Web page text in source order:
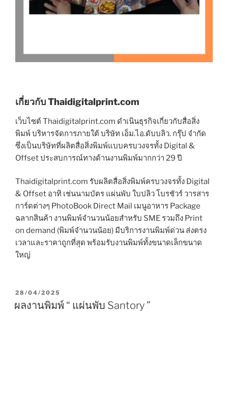
เกี่ยวกับ Thaidigitalprint.com
เว็บไซต์ Thaidigitalprint.com ดำเนินธุรกิจเกี่ยวกับสื่อสิ่ง
พิมพ์ บริหารจัดการภายใต้ บริษัท เอ็ม.ไอ.ดับบลิว. กรุ๊ป จำกัด
ซึ่งเป็นบริษัทที่ผลิตสื่อสิ่งพิมพ์แบบครบวงจรทั้ง Digital &
Offset ประสบการณ์ทางด้านงานพิมพ์มากกว่า 29 ปี
Thaidigitalprint.com รับผลิตสื่อสิ่งพิมพ์ครบวงจรทั้ง Digital
& Offset อาทิ เช่นนามบัตร แผ่นพับ ใบปลิว โบรชัวร์ วารสาร
การ์ดต่างๆ PhotoBook Direct Mail เมนูอาหาร Package
ฉลากสินค้า งานพิมพ์จำนวนน้อยสำหรับ SME รวมถึง Print
on demand (พิมพ์จำนวนน้อย) มีบริการงานพิมพ์ด่วน ส่งตรง
เวลาและราคาถูกที่สุด พร้อมรับงานพิมพ์ทั้งขนาดเล็กขนาด
ใหญ่
P
S
28/04/2025
ผลงานพิมพ์ “ แผ่นพับ Santory ”